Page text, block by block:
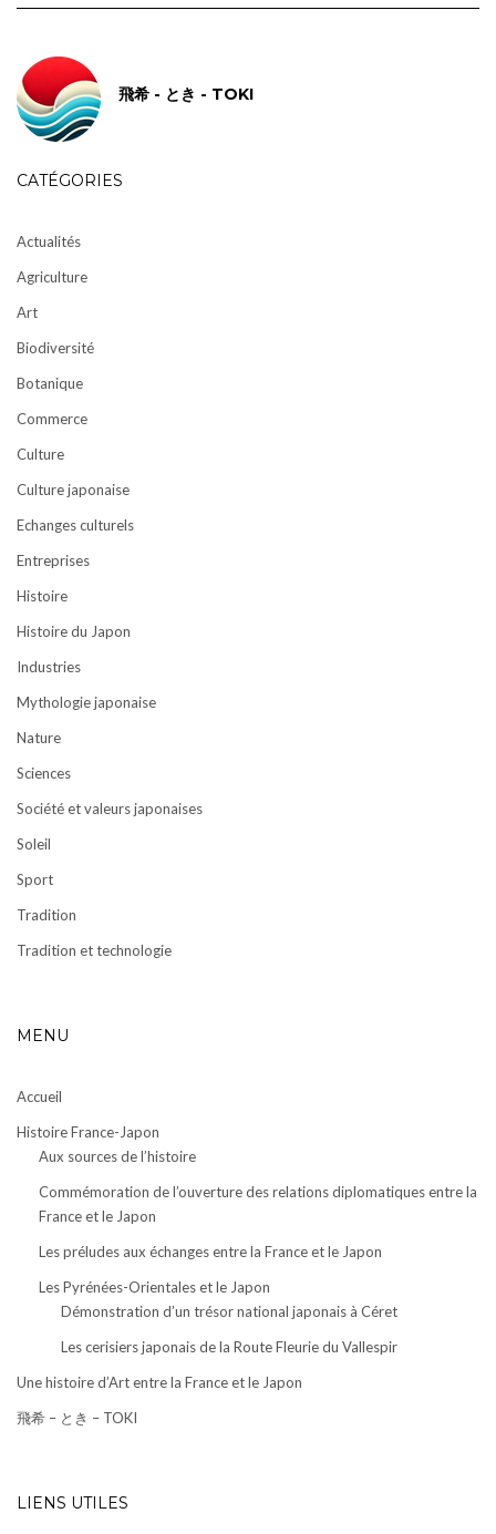
飛希 - とき - TOKI
CATÉGORIES
Actualités
Agriculture
Art
Biodiversité
Botanique
Commerce
Culture
Culture japonaise
Echanges culturels
Entreprises
Histoire
Histoire du Japon
Industries
Mythologie japonaise
Nature
Sciences
Société et valeurs japonaises
Soleil
Sport
Tradition
Tradition et technologie
MENU
Accueil
Histoire France-Japon
Aux sources de l’histoire
Commémoration de l’ouverture des relations diplomatiques entre la
France et le Japon
Les préludes aux échanges entre la France et le Japon
Les Pyrénées-Orientales et le Japon
Démonstration d’un trésor national japonais à Céret
Les cerisiers japonais de la Route Fleurie du Vallespir
Une histoire d’Art entre la France et le Japon
飛希 – とき – TOKI
LIENS UTILES